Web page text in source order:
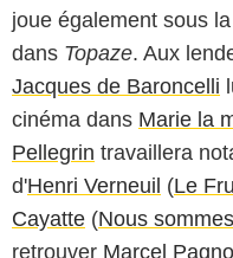
joue également sous
dans Topaze. Aux
Jacques de Baroncelli
cinéma dans Marie la
Pellegrin travaillera
d'Henri Verneuil (Le
Cayatte (Nous
retrouver Marcel